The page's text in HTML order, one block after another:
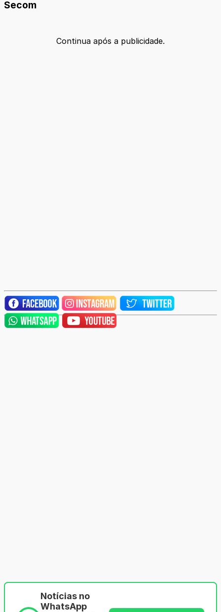
Secom
Continua após a publicidade.
Notícias no
WhatsApp